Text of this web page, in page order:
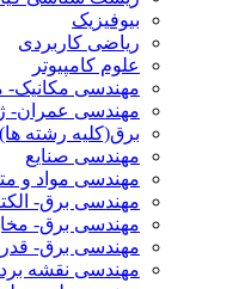
بیوفیزیک
ریاضی کاربردی
علوم کامپیوتر
مهندسی مکانیک-
مهندسی عمران-
برق(کلیه رشته ها)
مهندسی صنایع
مهندسی مواد و
مهندسی برق-
مهندسی برق-
مهندسی برق-
مهندسی نقشه